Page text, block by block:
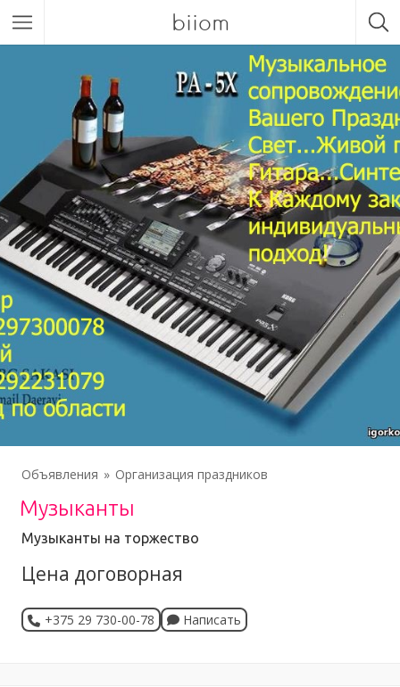
biiom
Объявления Организация праздников
Музыканты
Музыканты на торжество
Цена договорная
+375 29 730-00-78 Написать